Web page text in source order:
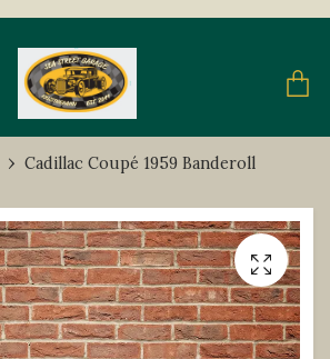
Cadillac Coupé 1959 Banderoll